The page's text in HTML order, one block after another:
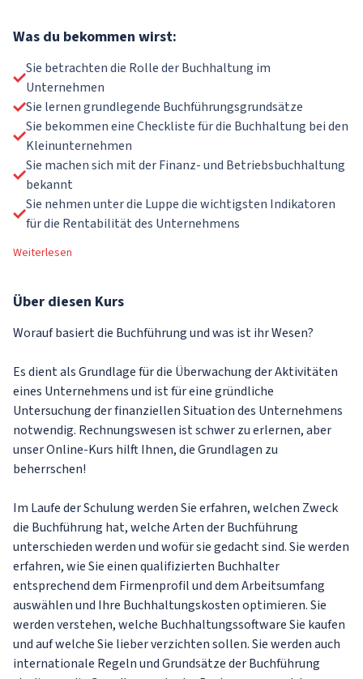
Was du bekommen wirst:
Sie betrachten die Rolle der Buchhaltung im
Unternehmen
Sie lernen grundlegende Buchführungsgrundsätze
Sie bekommen eine Checkliste für die Buchhaltung bei den
Kleinunternehmen
Sie machen sich mit der Finanz- und Betriebsbuchhaltung
bekannt
Sie nehmen unter die Luppe die wichtigsten Indikatoren
für die Rentabilität des Unternehmens
Weiterlesen
Über diesen Kurs
Worauf basiert die Buchführung und was ist ihr Wesen?
Es dient als Grundlage für die Überwachung der Aktivitäten
eines Unternehmens und ist für eine gründliche
Untersuchung der finanziellen Situation des Unternehmens
notwendig. Rechnungswesen ist schwer zu erlernen, aber
unser Online-Kurs hilft Ihnen, die Grundlagen zu
beherrschen!
Im Laufe der Schulung werden Sie erfahren, welchen Zweck
die Buchführung hat, welche Arten der Buchführung
unterschieden werden und wofür sie gedacht sind. Sie werden
erfahren, wie Sie einen qualifizierten Buchhalter
entsprechend dem Firmenprofil und dem Arbeitsumfang
auswählen und Ihre Buchhaltungskosten optimieren. Sie
werden verstehen, welche Buchhaltungssoftware Sie kaufen
und auf welche Sie lieber verzichten sollen. Sie werden auch
internationale Regeln und Grundsätze der Buchführung